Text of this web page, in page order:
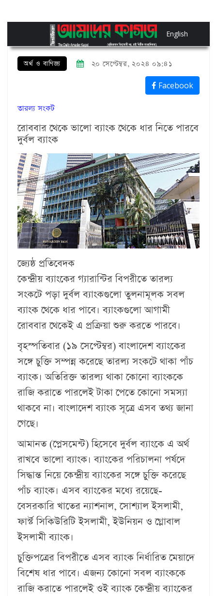
English
অর্থ ও বাণিজ্য ২০ সেপ্টেম্বর, ২০২৪ ০৯:৪১
Facebook
তারল্য সংকট
রোববার থেকে ভালো ব্যাংক থেকে ধার নিতে পারবে
দুর্বল ব্যাংক
জ্যেষ্ঠ প্রতিবেদক
কেন্দ্রীয় ব্যাংকের গ্যারান্টির বিপরীতে তারল্য
সংকটে পড়া দুর্বল ব্যাংকগুলো তুলনামূলক সবল
ব্যাংক থেকে ধার পাবে। ব্যাংকগুলো আগামী
রোববার থেকেই এ প্রক্রিয়া শুরু করতে পারবে।
বৃহস্পতিবার (১৯ সেপ্টেম্বর) বাংলাদেশ ব্যাংকের
সঙ্গে চুক্তি সম্পন্ন করেছে তারল্য সংকটে থাকা পাঁচ
ব্যাংক। অতিরিক্ত তারল্য থাকা কোনো ব্যাংককে
রাজি করাতে পারলেই টাকা পেতে কোনো সমস্যা
থাকবে না। বাংলাদেশ ব্যাংক সূত্রে এসব তথ্য জানা
গেছে।
আমানত (প্লেসমেন্ট) হিসেবে দুর্বল ব্যাংকে এ অর্থ
রাখবে ভালো ব্যাংক। ব্যাংকের পরিচালনা পর্ষদে
সিদ্ধান্ত নিয়ে কেন্দ্রীয় ব্যাংকের সঙ্গে চুক্তি করেছে
পাঁচ ব্যাংক। এসব ব্যাংকের মধ্যে রয়েছে-
বেসরকারি খাতের ন্যাশনাল, সোশ্যাল ইসলামী,
ফার্স্ট সিকিউরিটি ইসলামী, ইউনিয়ন ও গ্লোবাল
ইসলামী ব্যাংক।
চুক্তিপত্রের বিপরীতে এসব ব্যাংক নির্ধারিত মেয়াদে
বিশেষ ধার পাবে। এজন্য কোনো সবল ব্যাংককে
রাজি করাতে পারলেই ওই ব্যাংক কেন্দ্রীয় ব্যাংকের